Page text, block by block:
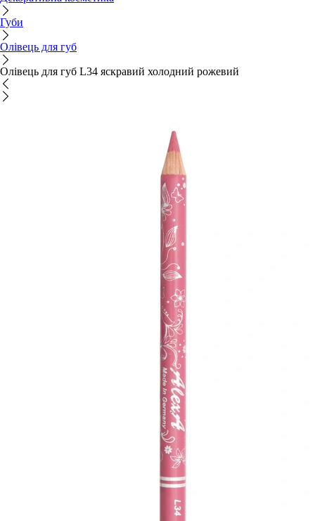
Губи
Олівець для губ
Олівець для губ L34 яскравий холодний рожевий